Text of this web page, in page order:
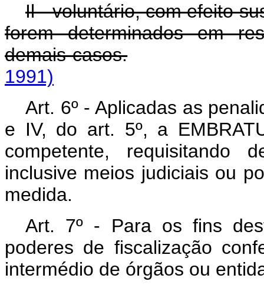
Il - voluntário, com efeito
forem determinados em
demais casos.
1991)
Art. 6º - Aplicadas as
e IV, do art. 5º, a
competente, requisitando
inclusive meios judiciais ou
medida.
Art. 7º - Para os fins
poderes de fiscalização
intermédio de órgãos ou